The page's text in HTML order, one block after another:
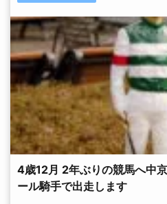
4歳12月 2年ぶりの競馬へ中
ール騎手で出走します